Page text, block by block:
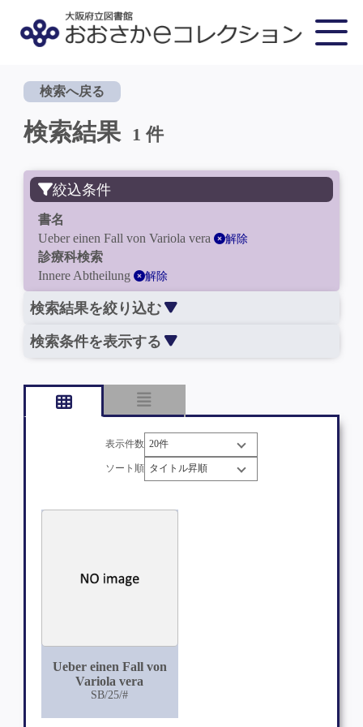
検索へ戻る
検索結果 1 件
絞込条件
書名
Ueber einen Fall von Variola vera
解除
診療科検索
Innere Abtheilung
解除
検索結果を絞り込む
検索条件を表示する
表示件数
ソート順
Ueber einen Fall von
Variola vera
SB/25/#